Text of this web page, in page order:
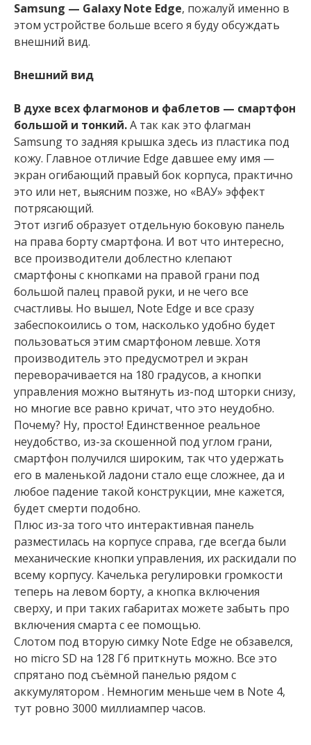
Samsung — Galaxy Note Edge, пожалуй именно в
этом устройстве больше всего я буду обсуждать
внешний вид.
Внешний вид
В духе всех флагмонов и фаблетов — смартфон
большой и тонкий.А так как это флагман
Samsung то задняя крышка здесь из пластика под
кожу. Главное отличие Edge давшее ему имя —
экран огибающий правый бок корпуса, практично
это или нет, выясним позже, но «ВАУ» эффект
потрясающий.
Этот изгиб образует отдельную боковую панель
на права борту смартфона. И вот что интересно,
все производители доблестно клепают
смартфоны с кнопками на правой грани под
большой палец правой руки, и не чего все
счастливы. Но вышел, Note Edge и все сразу
забеспокоились о том, насколько удобно будет
пользоваться этим смартфоном левше. Хотя
производитель это предусмотрел и экран
переворачивается на 180 градусов, а кнопки
управления можно вытянуть из-под шторки снизу,
но многие все равно кричат, что это неудобно.
Почему? Ну, просто! Единственное реальное
неудобство, из-за скошенной под углом грани,
смартфон получился широким, так что удержать
его в маленькой ладони стало еще сложнее, да и
любое падение такой конструкции, мне кажется,
будет смерти подобно.
Плюс из-за того что интерактивная панель
разместилась на корпусе справа, где всегда были
механические кнопки управления, их раскидали по
всему корпусу. Качелька регулировки громкости
теперь на левом борту, а кнопка включения
сверху, и при таких габаритах можете забыть про
включения смарта с ее помощью.
Слотом под вторую симку Note Edge не обзавелся,
но micro SD на 128 Гб приткнуть можно. Все это
спрятано под съёмной панелью рядом с
аккумулятором . Немногим меньше чем в Note 4,
тут ровно 3000 миллиампер часов.